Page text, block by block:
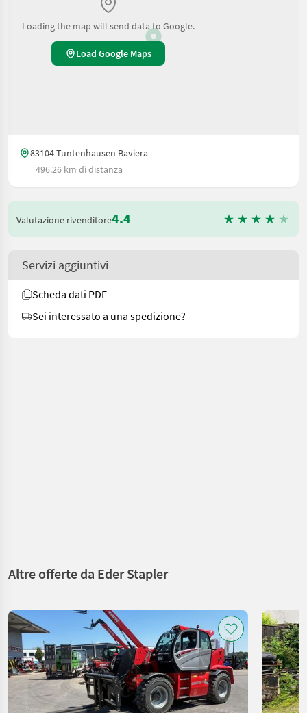
Loading the map will send data to Google.
Load Google Maps
83104 Tuntenhausen Baviera
496.26 km di distanza
Valutazione rivenditore4.4
Servizi aggiuntivi
Scheda dati PDF
Sei interessato a una spedizione?
Altre offerte da Eder Stapler